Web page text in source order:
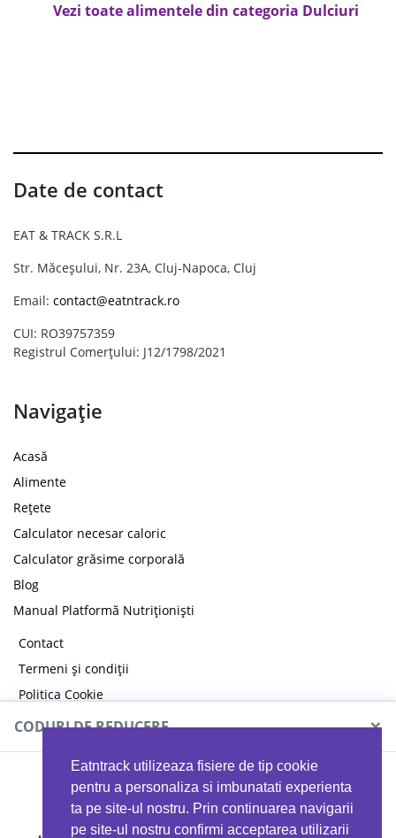
Eatntrack utilizeaza fisiere de tip cookie
pentru a personaliza si imbunatati experienta
ta pe site-ul nostru. Prin continuarea navigarii
pe site-ul nostru confirmi acceptarea utilizarii
Vezi toate alimentele din categoria Dulciuri
Date de contact
EAT & TRACK S.R.L
Str. Măceșului, Nr. 23A, Cluj-Napoca, Cluj
Email: contact@eatntrack.ro
CUI: RO39757359
Registrul Comerțului: J12/1798/2021
Navigație
Acasă
Alimente
Rețete
Calculator necesar caloric
Calculator grăsime corporală
Blog
Manual Platformă Nutriționiști
Contact
Termeni și condiții
Politica Cookie
Politica de confidențialitate
CODURI DE REDUCERE ×
MYPROTEIN